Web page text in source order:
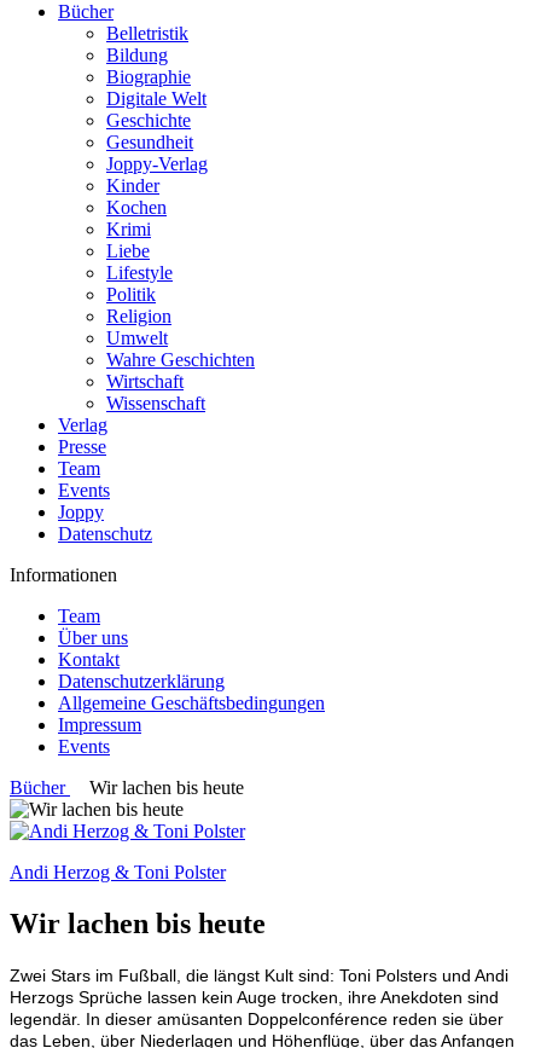
Bücher
Belletristik
Bildung
Biographie
Digitale Welt
Geschichte
Gesundheit
Joppy-Verlag
Kinder
Kochen
Krimi
Liebe
Lifestyle
Politik
Religion
Umwelt
Wahre Geschichten
Wirtschaft
Wissenschaft
Verlag
Presse
Team
Events
Joppy
Datenschutz
Informationen
Team
Über uns
Kontakt
Datenschutzerklärung
Allgemeine Geschäftsbedingungen
Impressum
Events
Bücher
Wir lachen bis heute
Andi Herzog & Toni Polster
Wir lachen bis heute
Zwei Stars im Fußball, die längst Kult sind: Toni Polsters und Andi
Herzogs Sprüche lassen kein Auge trocken, ihre Anekdoten sind
legendär. In dieser amüsanten Doppelconférence reden sie über
das Leben, über Niederlagen und Höhenflüge, über das Anfangen